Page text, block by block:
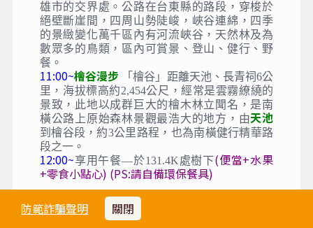
防範詐騙聲明 關閉
雄市的交界處。公路在台東縣的路段，穿梭於
絕壁斷崖間，四周山勢陡峻，峽谷連綿，四季
的景緻變化萬千區內有河流峽谷，天然林及為
數眾多的鳥類，區內可賞景、登山、健行、野
餐。
11:00~檜谷漫步 「檜谷」距離天池、長青祠6公
里，海拔標高約2,454公尺，經常是雲霧繚繞的
景致，此地以成群巨大的檜木林立聞名，是南
橫公路上原始森林景觀最浩大的地方，由天池
到檜谷段，約3公里路程，也為南橫健行精華路
段之一。
12:00~享用午餐—於131.4K處樹下(便當+水果
+零食小點心) (PS:請自備環保餐具)